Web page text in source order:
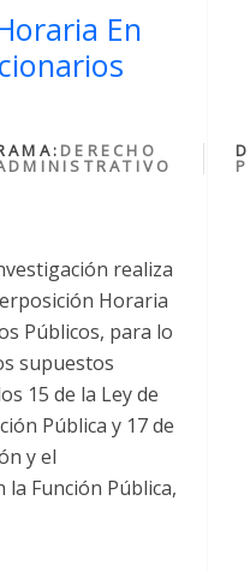
En
DERECHO
realiza
Horaria
Públicos, para lo
supuestos
15 de la Ley de
Pública y 17 de
y el
Función Pública,